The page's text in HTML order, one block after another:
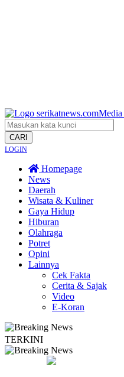
CARI
LOGIN
Homepage
News
Daerah
Wisata & Kuliner
Gaya Hidup
Hiburan
Olahraga
Potret
Opini
Lainnya
Cek Fakta
Cerita & Sajak
Video
E-Koran
TERKINI
Kebakaran Savana